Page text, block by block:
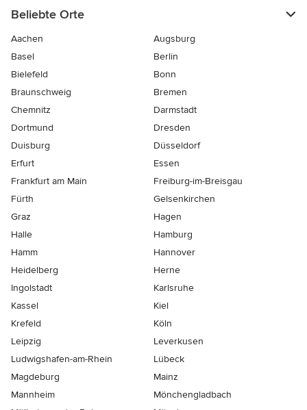
Beliebte Orte
Aachen
Augsburg
Basel
Berlin
Bielefeld
Bonn
Braunschweig
Bremen
Chemnitz
Darmstadt
Dortmund
Dresden
Duisburg
Düsseldorf
Erfurt
Essen
Frankfurt am Main
Freiburg-im-Breisgau
Fürth
Gelsenkirchen
Graz
Hagen
Halle
Hamburg
Hamm
Hannover
Heidelberg
Herne
Ingolstadt
Karlsruhe
Kassel
Kiel
Krefeld
Köln
Leipzig
Leverkusen
Ludwigshafen-am-Rhein
Lübeck
Magdeburg
Mainz
Mannheim
Mönchen­gladbach